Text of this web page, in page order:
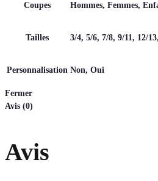
Coupes Hommes, Femmes,
Tailles 3/4, 5/6, 7/8, 9/11, 12/
Personnalisation Non, Oui
Fermer
Avis (0)
Avis